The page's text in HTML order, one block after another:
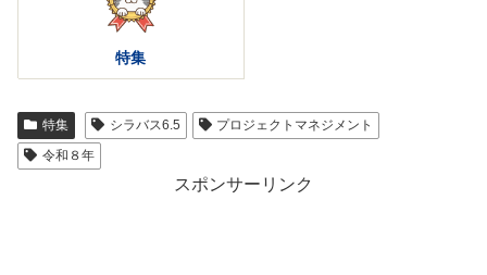
特集
特集 シラバス6.5
プロジェクトマネジメント
令和８年
スポンサーリンク